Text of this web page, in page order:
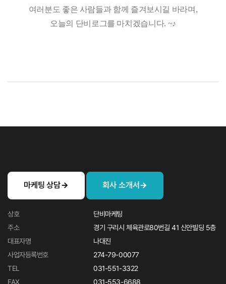
여러분도 좋은 사람들과 함께 즐겨보시길 바라며,
오늘의 단비로그를 마치겠습니다. ~♪
마케팅 상담 회사 소개서
상호
단비마케팅
주소
경기 구리시 체육관로80번길 41 신안빌딩 5층
대표자명
나대진
사업자등록번호
274-79-00077
TEL
031-551-3322
FAX
031-553-6688